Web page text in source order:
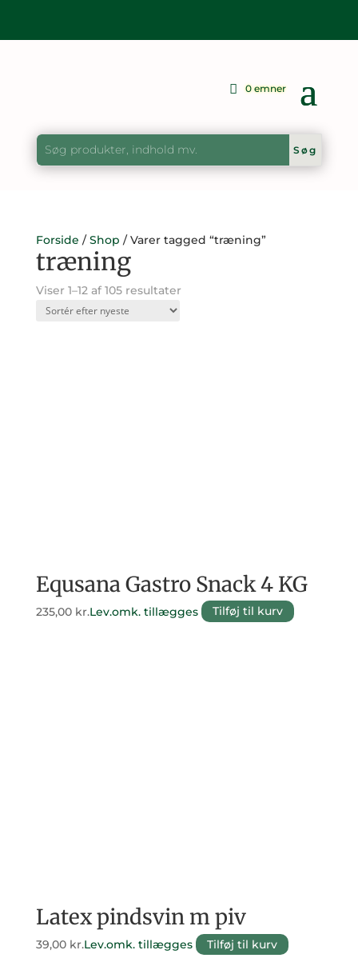
0 emner
Forside /Shop / Varer tagged “træning”
træning
Viser 1–12 af 105 resultaterSorteret
Equsana Gastro Snack 4 KG
235,00 kr.Lev.omk. tillægges Tilføj til kurv
Latex pindsvin m piv
39,00 kr.Lev.omk. tillægges Tilføj til kurv